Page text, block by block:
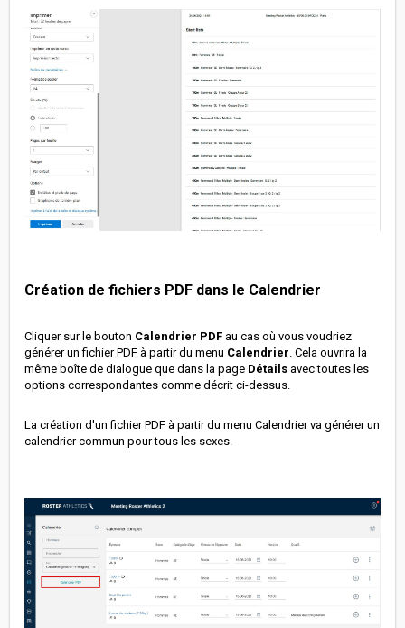
Création de fichiers PDF dans le Calendrier
Cliquer sur le bouton Calendrier PDF au cas où vous voudriez
générer un fichier PDF à partir du menu Calendrier. Cela ouvrira la
même boîte de dialogue que dans la page Détails avec toutes les
options correspondantes comme décrit ci-dessus.
La création d'un fichier PDF à partir du menu Calendrier va générer un
calendrier commun pour tous les sexes.